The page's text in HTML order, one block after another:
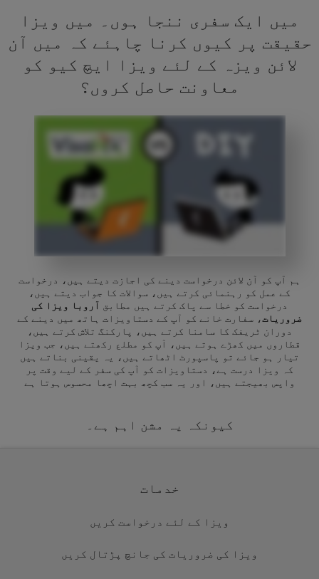
میں ایک سفری ننجا ہوں۔ میں ویزا
حقیقت پر کیوں کرنا چاہئے کہ میں آن
لائن ویزہ کے لئے ویزا ایچ کیو کو
معاونت حاصل کروں؟
ہم آپ کو آن لائن درخواست دینے کی اجازت دیتے ہیں، درخواست
کے عمل کو رہنمائی کرتے ہیں، سوالات کا جواب دیتے ہیں،
درخواست کو خطا سے پاک کرتے ہیں مطابق آروبا ویزا کی
ضروریات، سفارت خانے کو آپ کے دستاویزات ہاتھ میں دینے کے
دوران ٹریفک کا سامنا کرتے ہیں، پارکنگ تلاش کرتے ہیں،
قطاروں میں کھڑے ہوتے ہیں، آپ کو مطلع رکھتے ہیں، جب ویزا
تیار ہو جائے تو پاسپورٹ اٹھاتے ہیں، یہ یقینی بناتے ہیں
کہ ویزا درست ہے، دستاویزات کو آپ کی سفر کے لیے وقت پر
واپس بھیجتے ہیں، اور یہ سب کچھ بہت اچھا محسوس ہوتا ہے
کیونکہ یہ مشن اہم ہے۔
خدمات
ویزا کے لئے درخواست کریں
ویزا کی ضروریات کی جانچ پڑتال کریں